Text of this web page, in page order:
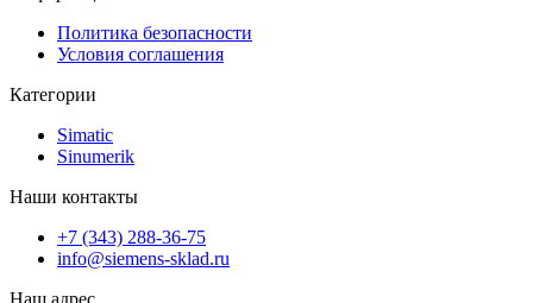
Политика безопасности
Условия соглашения
Категории
Simatic
Sinumerik
Наши контакты
+7 (343) 288-36-75
info@siemens-sklad.ru